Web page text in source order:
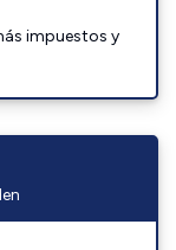
impuestos y